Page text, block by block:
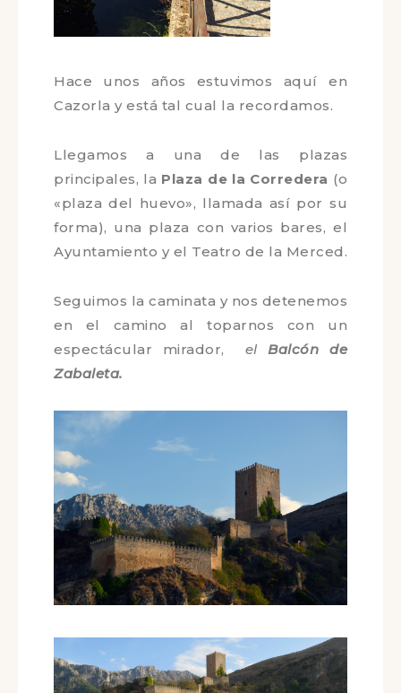
Cazorla y está tal cual la recordamos.
Llegamos a una de las plazas
principales, la
Plaza de la Corredera
(o «plaza del huevo», llamada así por
el Ayuntamiento y el Teatro de la
detenemos en el camino al toparnos
con un espectácular mirador,
Balcón de Zabaleta.